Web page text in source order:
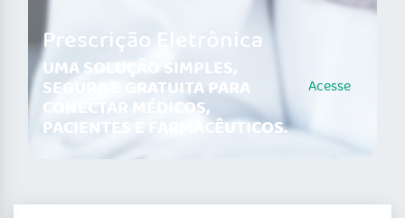
Prescrição Eletrônica
UMA SOLUÇÃO SIMPLES,
SEGURA E GRATUITA PARA
CONECTAR MÉDICOS,
PACIENTES E FARMACÊUTICOS.
Acesse